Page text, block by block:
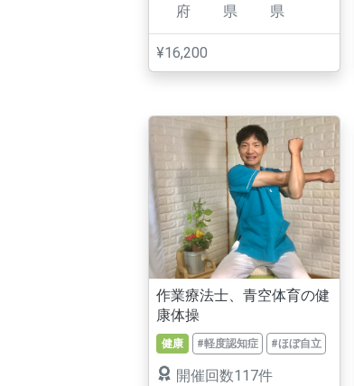
府
県
県
¥16,200
作業療法士、青空体育の健
康体操
健康 #軽度認知症 #ほぼ自立
開催回数117件